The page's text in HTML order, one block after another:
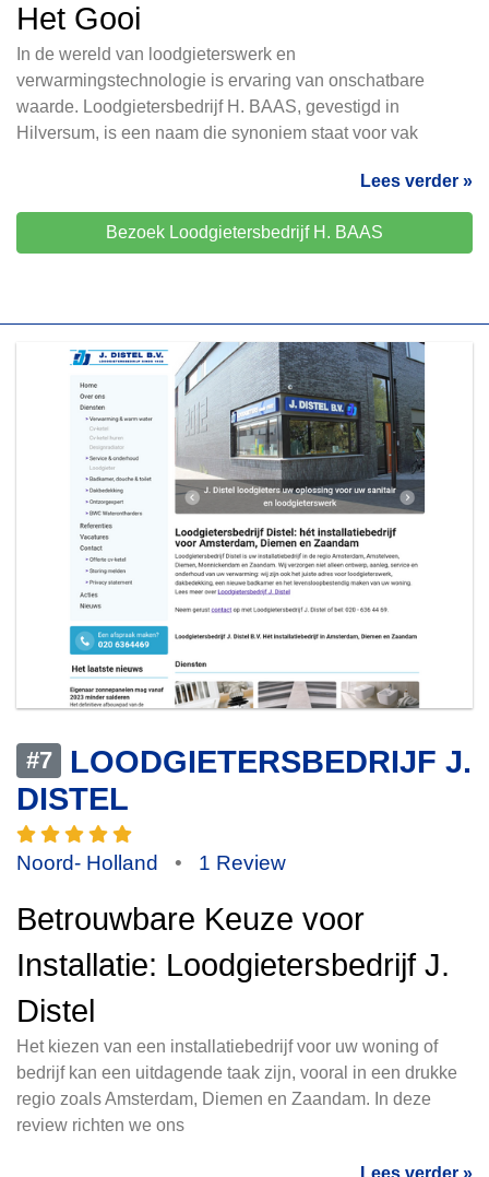
Het Gooi
In de wereld van loodgieterswerk en
verwarmingstechnologie is ervaring van onschatbare
waarde. Loodgietersbedrijf H. BAAS, gevestigd in
Hilversum, is een naam die synoniem staat voor vak
Lees verder »
Bezoek Loodgietersbedrijf H. BAAS
#7
LOODGIETERSBEDRIJF J.
DISTEL
Noord- Holland • 1 Review
Betrouwbare Keuze voor
Installatie: Loodgietersbedrijf J.
Distel
Het kiezen van een installatiebedrijf voor uw woning of
bedrijf kan een uitdagende taak zijn, vooral in een drukke
regio zoals Amsterdam, Diemen en Zaandam. In deze
review richten we ons
Lees verder »